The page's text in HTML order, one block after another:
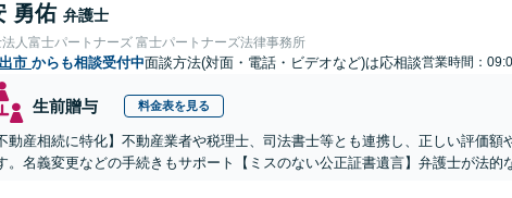
勇佑 弁護士
人富士パートナーズ 富士パートナーズ法律事務所
市 からも相談受付中面談方法(対面・電話・ビデオなど)は応相談営業時間：
生前贈与 料金表を見る
不動産相続に特化】不動産業者や税理士、司法書士等とも連携し、正しい評価
。名義変更などの手続きもサポート【ミスのない公正証書遺言】弁護士が法的